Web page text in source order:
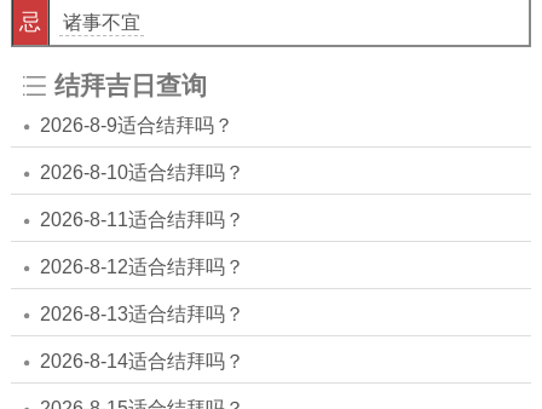
忌
诸事不宜
结拜吉日查询
2026-8-9适合结拜吗？
2026-8-10适合结拜吗？
2026-8-11适合结拜吗？
2026-8-12适合结拜吗？
2026-8-13适合结拜吗？
2026-8-14适合结拜吗？